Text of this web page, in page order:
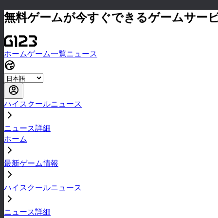
無料ゲームが今すぐできるゲームサー
ホームゲーム一覧ニュース
ハイスクールニュース
ニュース詳細
ホーム
最新ゲーム情報
ハイスクールニュース
ニュース詳細